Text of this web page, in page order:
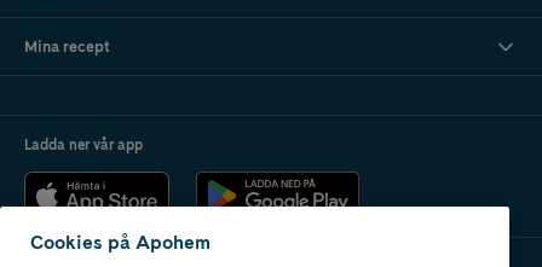
Mina recept
Ladda ner vår app
Cookies på Apohem